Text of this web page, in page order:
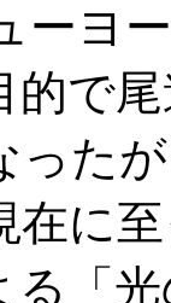
ーヨ
的で
った
在に
る「